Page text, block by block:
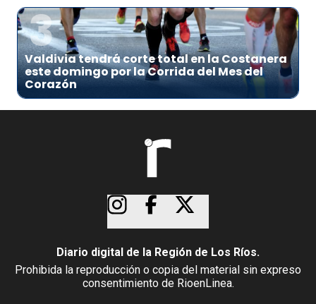
3
Valdivia tendrá corte total en la Costanera
este domingo por la Corrida del Mes del
Corazón
Diario digital de la Región de Los Ríos.
Prohibida la reproducción o copia del material sin expreso
consentimiento de RioenLinea.